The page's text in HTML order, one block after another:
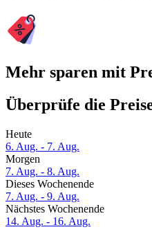
Mehr sparen mit
Überprüfe die
Heute
6. Aug. - 7. Aug.
Morgen
7. Aug. - 8. Aug.
Dieses Wochenende
7. Aug. - 9. Aug.
Nächstes Wochenende
14. Aug. - 16. Aug.